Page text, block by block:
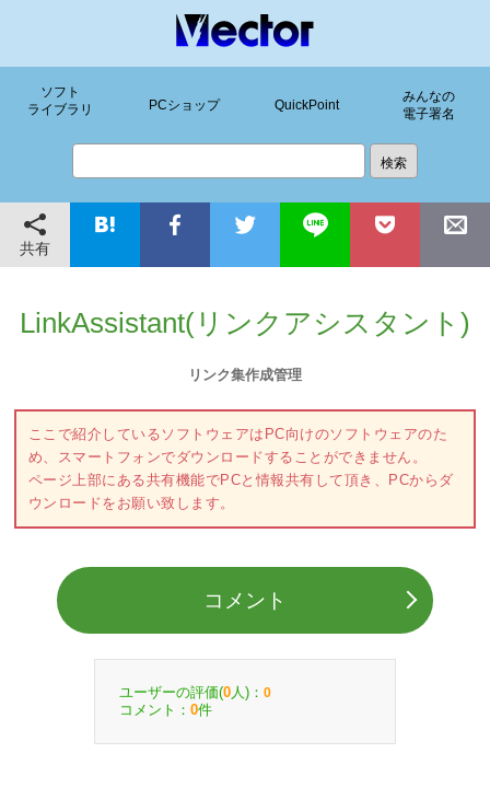
ソフト
ライブラリ
PCショップ QuickPoint
みんなの
電子署名
共有
LinkAssistant(リンクアシスタント)
リンク集作成管理
ここで紹介しているソフトウェアはPC向けのソフトウェアのた
め、スマートフォンでダウンロードすることができません。
ページ上部にある共有機能でPCと情報共有して頂き、PCからダ
ウンロードをお願い致します。
コメント
ユーザーの評価(0 人)： 0
コメント： 0件